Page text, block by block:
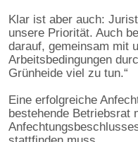
Klar ist aber auch:
unsere Priorität. Auch
darauf, gemeinsam mit
Arbeitsbedingungen
Grünheide viel zu tun.“
Eine erfolgreiche
bestehende Betriebsrat